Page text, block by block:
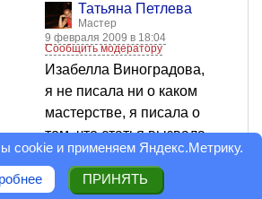
Татьяна Петлева
Мастер
9 февраля 2009 в 18:04
Сообщить модератору
Изабелла Виноградова,
я не писала ни о каком
мастерстве, я писала о
том, что статья вызвала
эмоции, какая бы она не
была: банальная или
cookie и применяем Яндекс.Метрику.
ПРИНЯТЬ